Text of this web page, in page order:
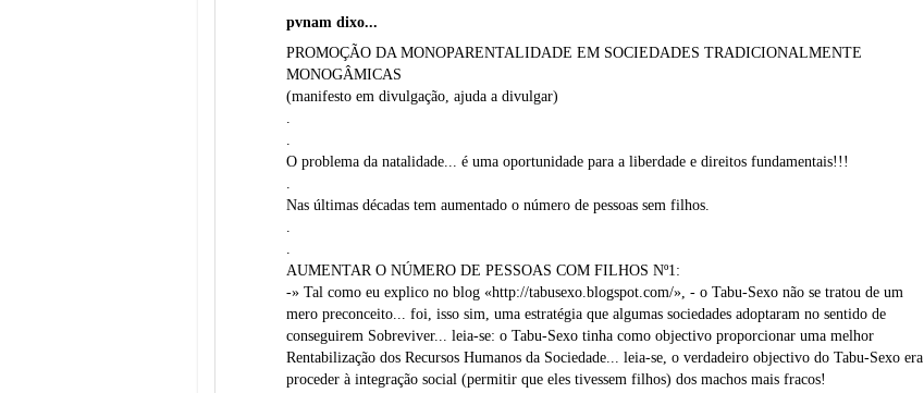
pvnam dixo...
PROMOÇÃO DA MONOPARENTALIDADE EM SOCIEDADES TRADICIONALMENTE
MONOGÂMICAS
(manifesto em divulgação, ajuda a divulgar)
O problema da natalidade... é uma oportunidade para a liberdade e direitos fundamentais!!!
Nas últimas décadas tem aumentado o número de pessoas sem filhos.
AUMENTAR O NÚMERO DE PESSOAS COM FILHOS Nº1:
-» Tal como eu explico no blog «http://tabusexo.blogspot.com/», - o Tabu-Sexo não se tratou de um
mero preconceito... foi, isso sim, uma estratégia que algumas sociedades adoptaram no sentido de
conseguirem Sobreviver... leia-se: o Tabu-Sexo tinha como objectivo proporcionar uma melhor
Rentabilização dos Recursos Humanos da Sociedade... leia-se, o verdadeiro objectivo do Tabu-Sexo era
proceder à integração social (permitir que eles tivessem filhos) dos machos mais fracos!